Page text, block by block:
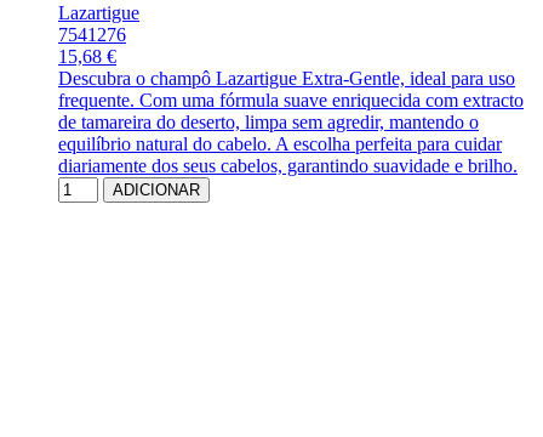
Lazartigue
7541276
15,68 €
Descubra o champô Lazartigue Extra-Gentle, ideal para uso
frequente. Com uma fórmula suave enriquecida com extracto
de tamareira do deserto, limpa sem agredir, mantendo o
equilíbrio natural do cabelo. A escolha perfeita para cuidar
diariamente dos seus cabelos, garantindo suavidade e brilho.
ADICIONAR